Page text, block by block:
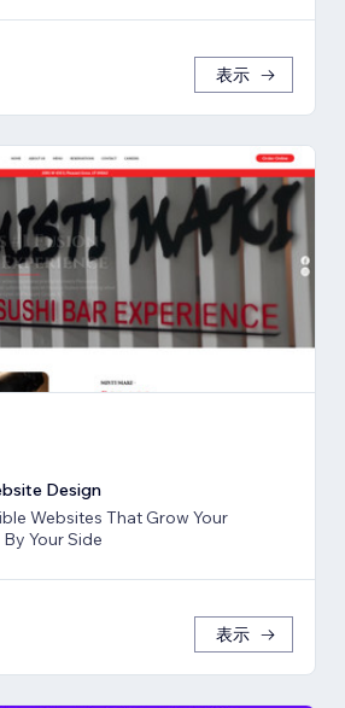
表示
Design
Websites That Grow Your
Your Side
表示